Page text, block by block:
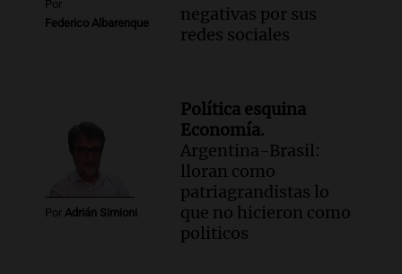
Por
Federico Albarenque
negativas por sus
redes sociales
Por Adrián Simioni
Política esquina
Economía.
Argentina-Brasil:
lloran como
patriagrandistas lo
que no hicieron como
politicos